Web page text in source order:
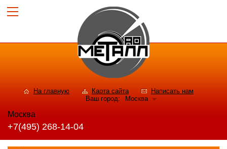
На главную Карта сайта
Написать нам
Ваш город:
Москва
Москва
+7(495) 268-14-04